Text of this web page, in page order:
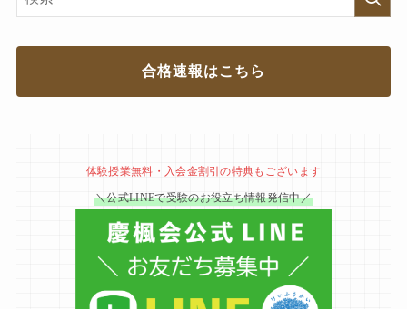
合格速報はこちら
体験授業無料・入会金割引の特典もございます
＼公式LINEで受験のお役立ち情報発信中／